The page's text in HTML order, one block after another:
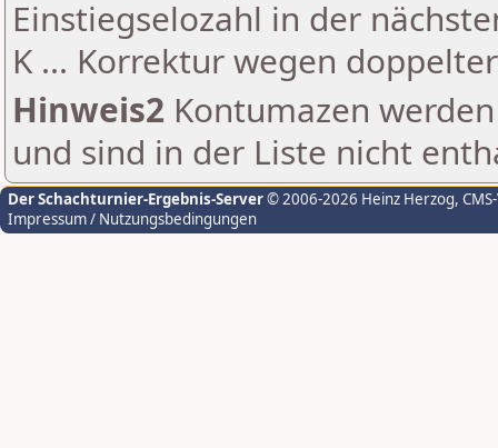
Einstiegselozahl in der
K ... Korrektur wegen
Hinweis2 Kontumazen
und sind in der Liste nicht
Der Schachturnier-Ergebnis-Server© 2006-2026 Heinz Herzog,
Impressum / Nutzungsbedingungen